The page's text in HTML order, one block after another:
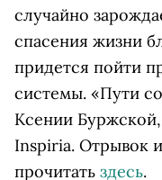
случайно
спасения жизни
придется пойти
системы. «Пути
Ксении
Inspiria. Отрывок
прочитать здесь.